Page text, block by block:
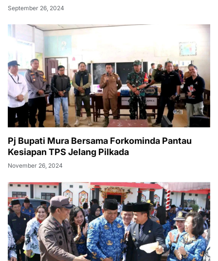
September 26, 2024
Pj Bupati Mura Bersama Forkominda Pantau
Kesiapan TPS Jelang Pilkada
November 26, 2024